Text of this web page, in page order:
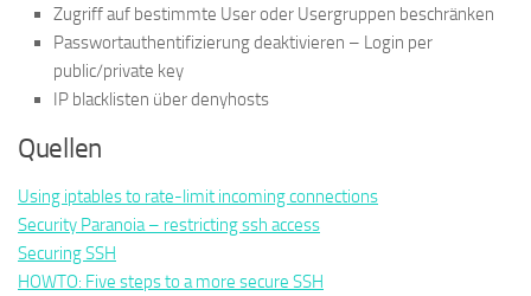
Zugriff auf bestimmte User oder Usergruppen beschränken
Passwortauthentifizierung deaktivieren – Login per
public/private key
IP blacklisten über denyhosts
Quellen
Using iptables to rate-limit incoming connections
Security Paranoia – restricting ssh access
Securing SSH
HOWTO: Five steps to a more secure SSH